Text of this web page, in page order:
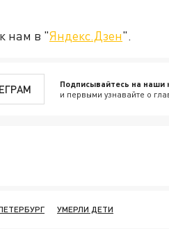
нам в "Яндекс.Дзен".
Подписывайтесь на наши
и первыми узнавайте о
УМЕРЛИ ДЕТИ